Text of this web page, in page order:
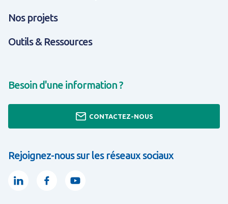
Nos projets
Outils & Ressources
Besoin d'une information ?
CONTACTEZ-NOUS
Rejoignez-nous sur les réseaux sociaux
LinkedinFacebookYoutube